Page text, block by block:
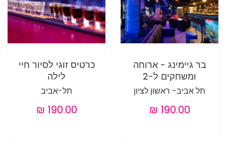
בר גיימינג - ארוחה
ומשחקים ל-2
תל אביב- ראשון לציון
כרטיס זוגי לסיור חיי
לילה
תל-אביב